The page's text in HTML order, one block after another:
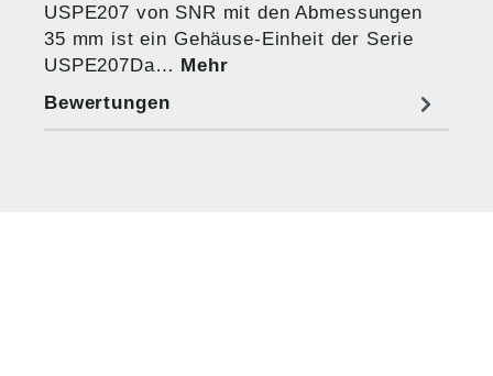
USPE207 von SNR mit den Abmessungen
35 mm ist ein Gehäuse-Einheit der Serie
USPE207Da… Mehr
Bewertungen